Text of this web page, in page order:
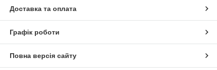
Доставка та оплата
Графік роботи
Повна версія сайту